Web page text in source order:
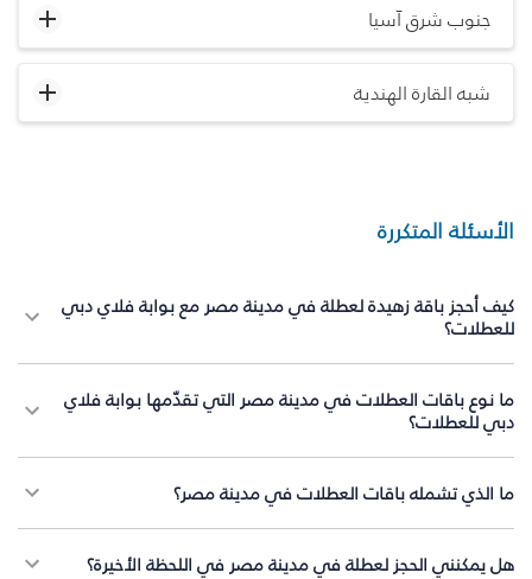
جنوب شرق آسيا
شبه القارة الهندية
الأسئلة المتكررة
كيف أحجز باقة زهيدة لعطلة في مدينة مصر مع بوابة فلاي دبي
للعطلات؟
ما نوع باقات العطلات في مدينة مصر التي تقدّمها بوابة فلاي
دبي للعطلات؟
ما الذي تشمله باقات العطلات في مدينة مصر؟
هل يمكنني الحجز لعطلة في مدينة مصر في اللحظة الأخيرة؟